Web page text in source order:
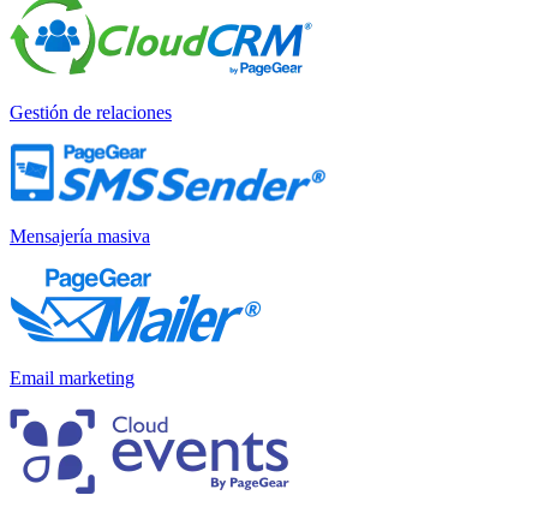
Gestión de relaciones
Mensajería masiva
Email marketing